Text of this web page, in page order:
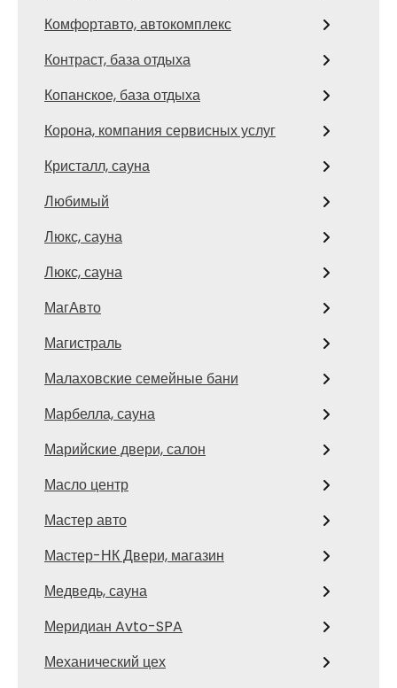
Комфортавто, автокомплекс
Контраст, база отдыха
Копанское, база отдыха
Корона, компания сервисных услуг
Кристалл, сауна
Любимый
Люкс, сауна
Люкс, сауна
МагАвто
Магистраль
Малаховские семейные бани
Марбелла, сауна
Марийские двери, салон
Масло центр
Мастер авто
Мастер-НК Двери, магазин
Медведь, сауна
Меридиан Avto-SPA
Механический цех